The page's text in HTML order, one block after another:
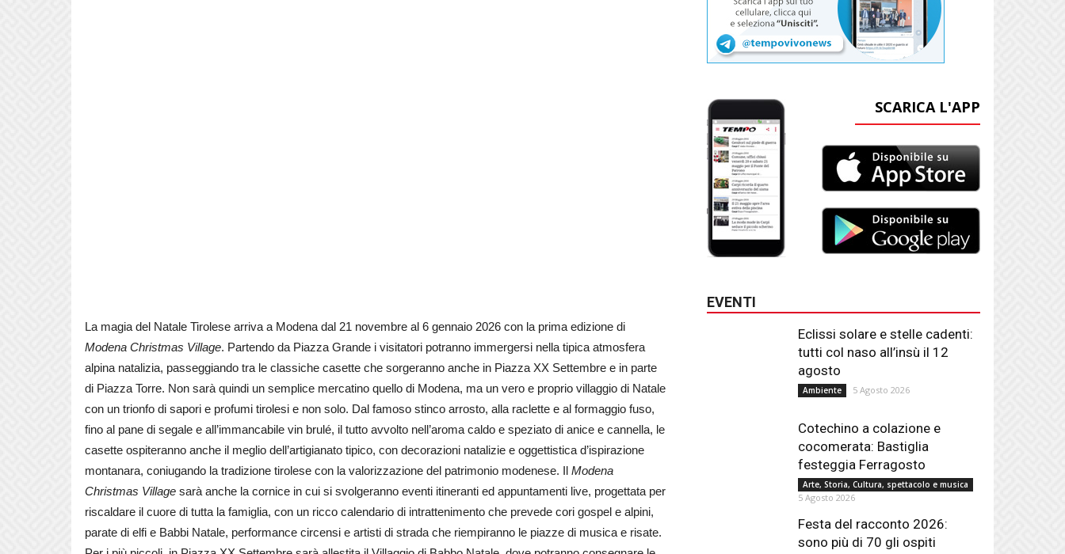
La magia del Natale Tirolese arriva a Modena dal 21 novembre al 6 gennaio 2026 con la prima edizione di
Modena Christmas Village. Partendo da Piazza Grande i visitatori potranno immergersi nella tipica atmosfera
alpina natalizia, passeggiando tra le classiche casette che sorgeranno anche in Piazza XX Settembre e in parte
di Piazza Torre. Non sarà quindi un semplice mercatino quello di Modena, ma un vero e proprio villaggio di Natale
con un trionfo di sapori e profumi tirolesi e non solo. Dal famoso stinco arrosto, alla raclette e al formaggio fuso,
fino al pane di segale e all’immancabile vin brulé, il tutto avvolto nell’aroma caldo e speziato di anice e cannella, le
casette ospiteranno anche il meglio dell’artigianato tipico, con decorazioni natalizie e oggettistica d’ispirazione
montanara, coniugando la tradizione tirolese con la valorizzazione del patrimonio modenese. IlModena
Christmas Village sarà anche la cornice in cui si svolgeranno eventi itineranti ed appuntamenti live, progettata per
riscaldare il cuore di tutta la famiglia, con un ricco calendario di intrattenimento che prevede cori gospel e alpini,
parate di elfi e Babbi Natale, performance circensi e artisti di strada che riempiranno le piazze di musica e risate.
SCARICA L'APP
EVENTI
Eclissi solare e stelle cadenti:
tutti col naso all’insù il 12
agosto
Ambiente 5 Agosto 2026
Cotechino a colazione e
cocomerata: Bastiglia
festeggia Ferragosto
Arte, Storia, Cultura, spettacolo e musica
5 Agosto 2026
Festa del racconto 2026:
sono più di 70 gli ospiti